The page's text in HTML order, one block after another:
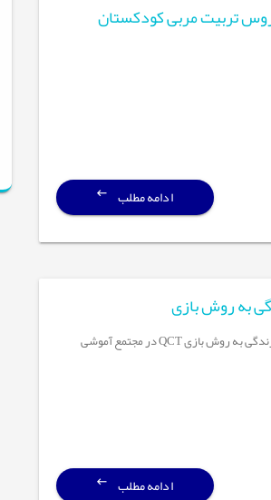
تربیت مربی کودکستان
ادامه مطلب
به روش بازی
کارگاه یک روزه آموزش مهارت های اساسی زندگی به روش بازی QCT در مجتمع آموشی
ادامه مطلب